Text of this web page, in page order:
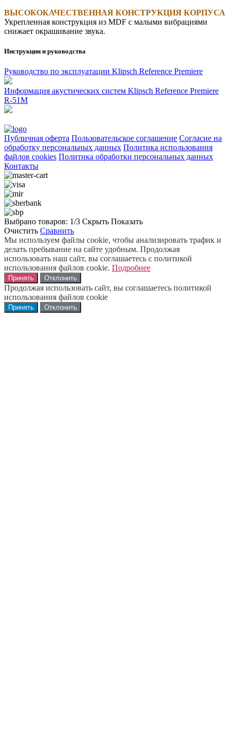
ВЫСОКОКАЧЕСТВЕННАЯ КОНСТРУКЦИЯ КОРПУСА
Укрепленная конструкция из MDF с малыми вибрациями
снижает окрашивание звука.
Инструкции и руководства
Руководство по эксплуатации Klipsch Reference Premiere
Информация акустических систем Klipsch Reference Premiere
R-51M
Публичная оферта Пользовательское соглашение Согласие на
обработку персональных данных Политика использования
файлов cookies Политика обработки персональных данных
Контакты
Выбрано товаров: 1/3 Скрыть Показать
Очистить Сравнить
Мы используем файлы cookie, чтобы анализировать трафик и
делать пребывание на сайте удобным. Продолжая
использовать наш сайт, вы соглашаетесь с политикой
использования файлов cookie. Подробнее
Принять Отклонить
Продолжая использовать сайт, вы соглашаетесь политикой
использования файлов cookie
Принять Отклонить